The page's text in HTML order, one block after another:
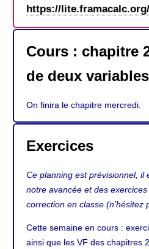
https://
Cours : chapitre
de deux variables
On finira le chapitre mercredi.
Exercices
Ce planning est prévisionnel, il
notre avancée et des
correction en classe (n’hésitez
Cette semaine en cours :
ainsi que les VF des chapitres